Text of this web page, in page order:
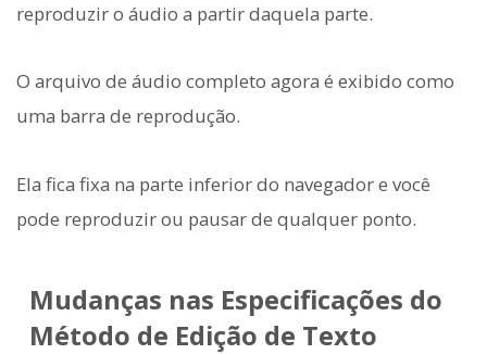
reproduzir o áudio a partir daquela parte.
O arquivo de áudio completo agora é exibido como
uma barra de reprodução.
Ela fica fixa na parte inferior do navegador e você
pode reproduzir ou pausar de qualquer ponto.
Mudanças nas Especificações do
Método de Edição de Texto